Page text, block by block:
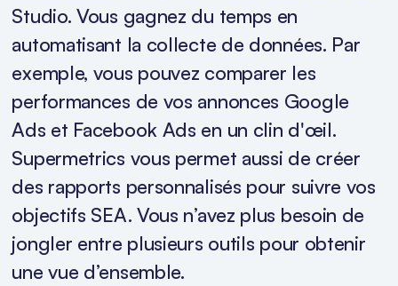
Studio. Vous gagnez du temps en
automatisant la collecte de données. Par
exemple, vous pouvez comparer les
performances de vos annonces Google
Ads et Facebook Ads en un clin d'œil.
Supermetrics vous permet aussi de créer
des rapports personnalisés pour suivre vos
objectifs SEA. Vous n’avez plus besoin de
jongler entre plusieurs outils pour obtenir
une vue d’ensemble.